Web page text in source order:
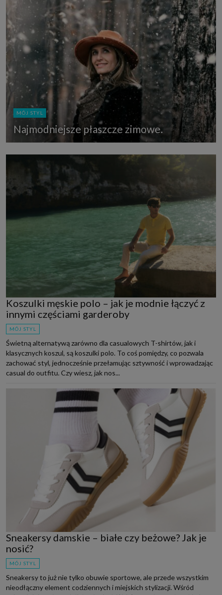
MÓJ STYL
Najmodniejsze płaszcze zimowe.
Koszulki męskie polo – jak je modnie łączyć z
innymi częściami garderoby
MÓJ STYL
Świetną alternatywą zarówno dla casualowych T-shirtów, jak i
klasycznych koszul, są koszulki polo. To coś pomiędzy, co pozwala
zachować styl, jednocześnie przełamując sztywność i wprowadzając
casual do outfitu. Czy wiesz, jak nos...
Sneakersy damskie – białe czy beżowe? Jak je
nosić?
MÓJ STYL
Sneakersy to już nie tylko obuwie sportowe, ale przede wszystkim
nieodłączny element codziennych i miejskich stylizacji. Wśród